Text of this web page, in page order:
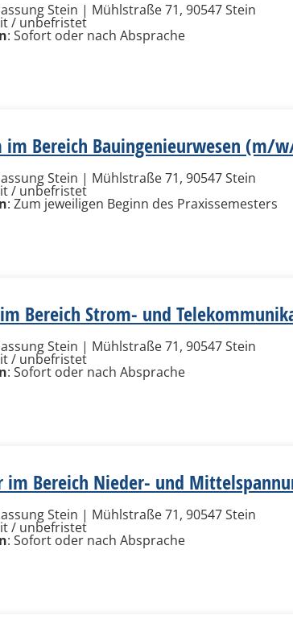
Stein | Mühlstraße 71, 90547 Stein
/ unbefristet
: Sofort oder nach Absprache
im Bereich Bauingenieurwesen (m/
Stein | Mühlstraße 71, 90547 Stein
/ unbefristet
: ​Zum jeweiligen Beginn des Praxissemesters​
Bereich Strom- und
Stein | Mühlstraße 71, 90547 Stein
/ unbefristet
: Sofort oder nach Absprache
im Bereich Nieder- und
Stein | Mühlstraße 71, 90547 Stein
/ unbefristet
: Sofort oder nach Absprache